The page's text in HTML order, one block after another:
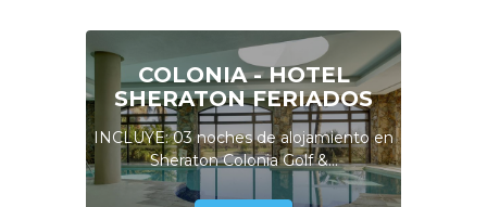
COLONIA - HOTEL
SHERATON FERIADOS
INCLUYE: 03 noches de alojamiento en
Sheraton Colonia Golf &...